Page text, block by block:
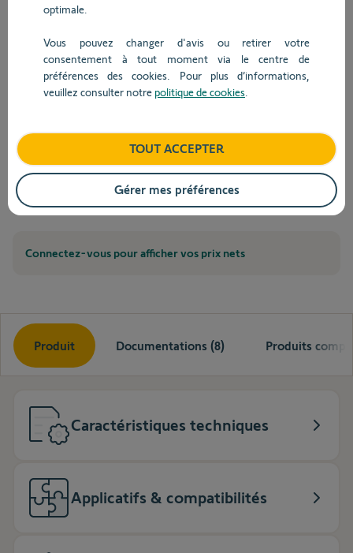
TaHoma® switch
1870594
équipements de la maison.
Connectez-vous pour afficher vos prix nets
Produit Documentations (8) Produits
Caractéristiques techniques
Applicatifs & compatibilités
optimale.
Vous pouvez changer d'avis ou retirer votre
consentement à tout moment via le centre de
préférences des cookies. Pour plus d’informations,
veuillez consulter notre politique de cookies
TOUT ACCEPTER
Gérer mes préférences